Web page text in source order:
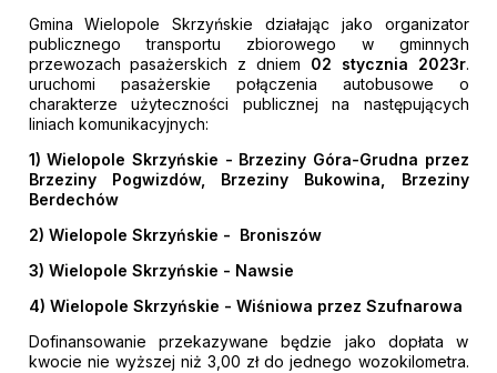
Gmina Wielopole Skrzyńskie działając jako organizator
publicznego transportu zbiorowego w gminnych
przewozach pasażerskich z dniem 02 stycznia 2023r.
uruchomi pasażerskie połączenia autobusowe o
charakterze użyteczności publicznej na następujących
liniach komunikacyjnych:
1) Wielopole Skrzyńskie - Brzeziny Góra-Grudna przez
Brzeziny Pogwizdów, Brzeziny Bukowina, Brzeziny
Berdechów
2) Wielopole Skrzyńskie - Broniszów
3) Wielopole Skrzyńskie - Nawsie
4) Wielopole Skrzyńskie - Wiśniowa przez Szufnarowa
Dofinansowanie przekazywane będzie jako dopłata w
kwocie nie wyższej niż 3,00 zł do jednego wozokilometra.